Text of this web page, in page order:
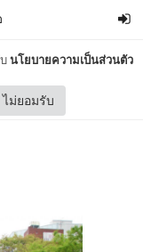
นโยบายความเป็นส่วนตัว
ไม่ยอมรับ
ากุระ(3)